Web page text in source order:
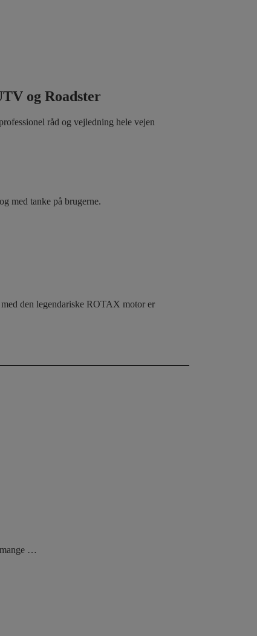
og Roadster
råd og vejledning hele vejen
med tanke på brugerne.
den legendariske ROTAX motor er
mange …